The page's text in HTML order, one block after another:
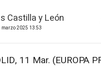
Castilla y León
marzo 2025 13:53
11 Mar. (EUROPA